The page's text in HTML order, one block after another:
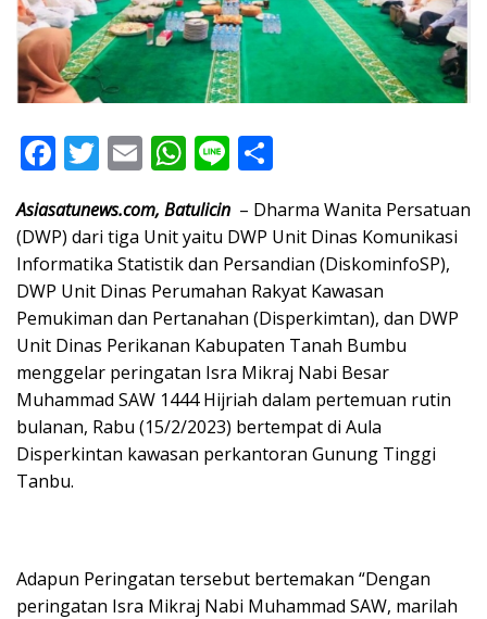
F
e
b
o
o
k
T
itt
er
E
ai
l
W
at
s
A
p
p
Li
e ar
e
Asiasatunews.com, Batulicin – Dharma Wanita Persatuan
(DWP) dari tiga Unit yaitu DWP Unit Dinas Komunikasi
Informatika Statistik dan Persandian (DiskominfoSP),
DWP Unit Dinas Perumahan Rakyat Kawasan
Pemukiman dan Pertanahan (Disperkimtan), dan DWP
Unit Dinas Perikanan Kabupaten Tanah Bumbu
menggelar peringatan Isra Mikraj Nabi Besar
Muhammad SAW 1444 Hijriah dalam pertemuan rutin
bulanan, Rabu (15/2/2023) bertempat di Aula
Disperkintan kawasan perkantoran Gunung Tinggi
Tanbu.
Adapun Peringatan tersebut bertemakan “Dengan
peringatan Isra Mikraj Nabi Muhammad SAW, marilah